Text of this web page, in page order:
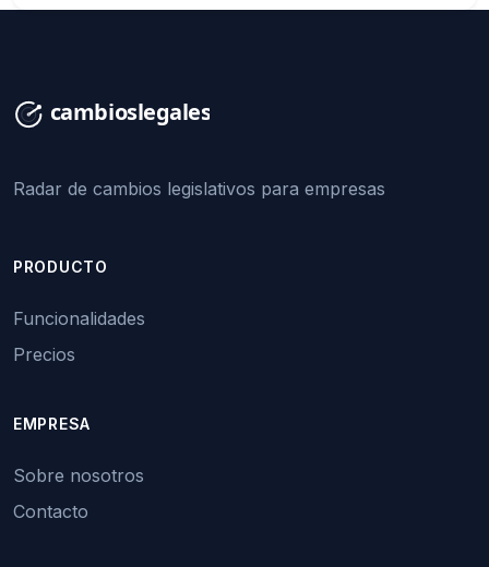
Radar de cambios legislativos para empresas
PRODUCTO
Funcionalidades
Precios
EMPRESA
Sobre nosotros
Contacto